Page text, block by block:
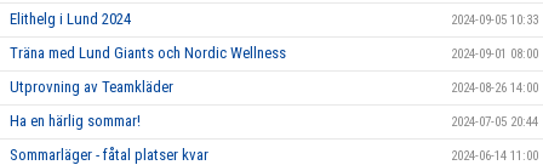
Elithelg i Lund 2024 2024-09-05 10:33
Träna med Lund Giants och Nordic Wellness 2024-09-01 08:00
Utprovning av Teamkläder 2024-08-26 14:00
Ha en härlig sommar! 2024-07-05 20:44
Sommarläger - fåtal platser kvar 2024-06-14 11:00